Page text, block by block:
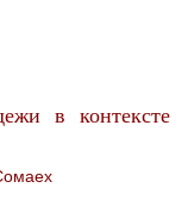
в контексте